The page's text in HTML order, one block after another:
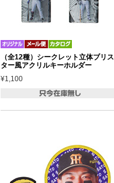
（全12種）シークレット立体ブリス
ター風アクリルキーホルダー
¥1,100